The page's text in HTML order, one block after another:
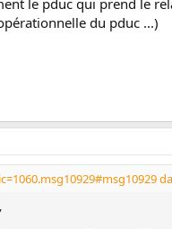
du pduc ...)